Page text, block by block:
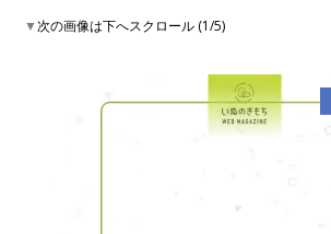
▼次の画像は下へスクロール (1/5)